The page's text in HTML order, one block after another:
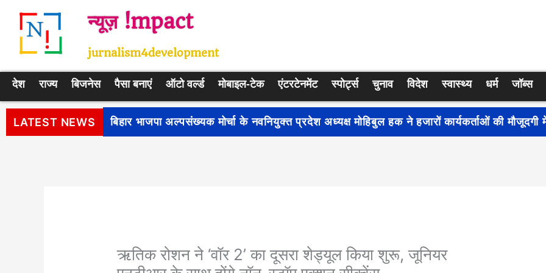
न्यूज़ !mpact
jurnalism4development
देश राज्य बिजनेस पैसा बनाएं ऑटो वर्ल्ड मोबाइल-टेक एंटरटेनमेंट स्पोर्ट्स चुनाव विदेश स्वास्थ्य धर्म जॉब्स
LATEST NEWS पीएम सूर्य घर: मुफ्त बिजली योजना के प्रति जागरूकता बढ़ाने के लिए देशभर में शुरू हुआ नुक्कड़ नाटक
ऋतिक रोशन ने ‘वॉर 2’ का दूसरा शेड्यूल किया शुरू, जूनियर